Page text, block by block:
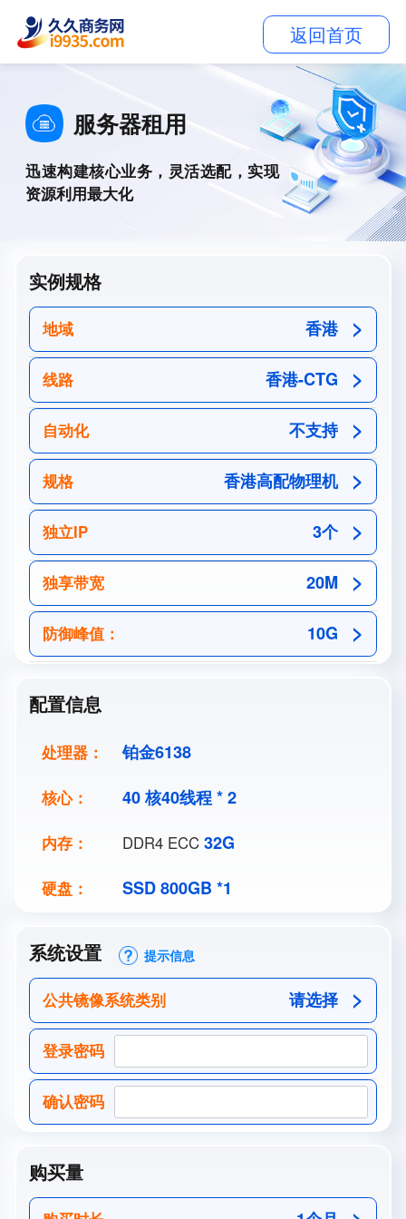
返回首页
服务器租用
迅速构建核心业务，灵活选配，实现
资源利用最大化
实例规格
地域 香港
线路 香港-CTG
自动化 不支持
规格 香港高配物理机
独立IP 3个
独享带宽 20M
防御峰值： 10G
配置信息
处理器： 铂金6138
核心： 40 核40线程 * 2
内存： DDR4 ECC 32G
硬盘： SSD 800GB *1
系统设置 提示信息
公共镜像系统类别 请选择
登录密码
确认密码
购买量